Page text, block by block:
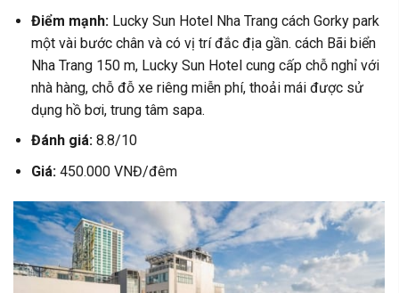
Điểm mạnh: Lucky Sun Hotel Nha Trang cách Gorky park
một vài bước chân và có vị trí đắc địa gần. cách Bãi biển
Nha Trang 150 m, Lucky Sun Hotel cung cấp chỗ nghỉ với
nhà hàng, chỗ đỗ xe riêng miễn phí, thoải mái được sử
dụng hồ bơi, trung tâm sapa.
Đánh giá: 8.8/10
Giá: 450.000 VNĐ/đêm